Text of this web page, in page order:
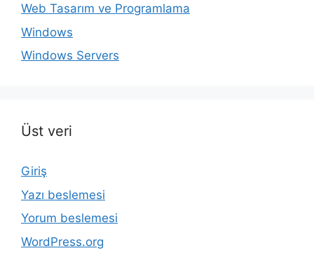
Web Tasarım ve Programlama
Windows
Windows Servers
Üst veri
Giriş
Yazı beslemesi
Yorum beslemesi
WordPress.org